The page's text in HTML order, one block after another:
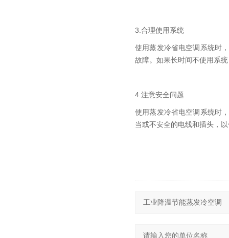
3.合理使用系统
使用蒸发冷省电空调系统时
故障。如果长时间不使用系
4.注意安全问题
使用蒸发冷省电空调系统时
当或不安全的电线和插头，